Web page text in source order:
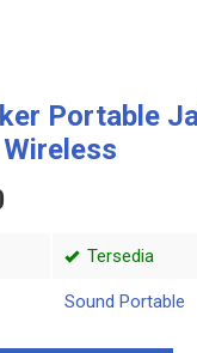
Portable
Tersedia
Sound Portable